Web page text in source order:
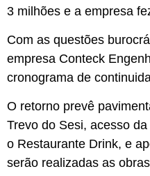
3 milhões e a empresa
Com as questões
empresa Conteck
cronograma de
O retorno prevê
Trevo do Sesi, acesso
o Restaurante Drink, e
serão realizadas as